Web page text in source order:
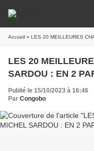
Accueil » LES 20 MEILLEURES
LES 20
SARDOU : EN 2
Publié le 15/10/2023 à 16:46
Par Congobo